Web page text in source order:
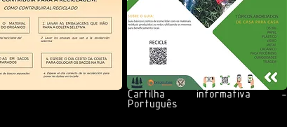
Cartilha informativa -
Português